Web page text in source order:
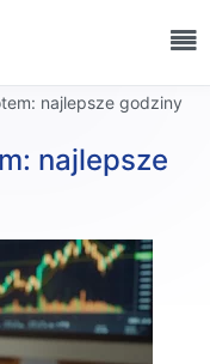
najlepsze godziny
najlepsze